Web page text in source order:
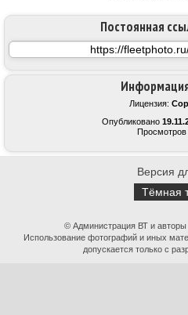
Лицензия:
Опубликовано
Постоянная
Версия
Тёмная
© Администрация ВТ и
Использование фотографий и иных
допускается только с